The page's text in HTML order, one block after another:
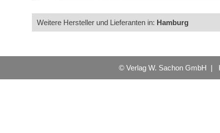
Weitere Hersteller und Lieferanten in: Hamburg
© Verlag W. Sachon GmbH |